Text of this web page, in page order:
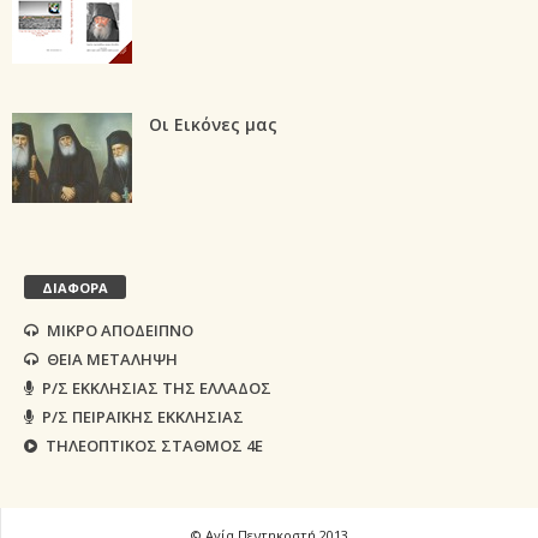
Οι Εικόνες μας
ΔΙΑΦΟΡΑ
ΜΙΚΡΟ ΑΠΟΔΕΙΠΝΟ
ΘΕΙΑ ΜΕΤΑΛΗΨΗ
Ρ/Σ ΕΚΚΛΗΣΙΑΣ ΤΗΣ ΕΛΛΑΔΟΣ
Ρ/Σ ΠΕΙΡΑΪΚΗΣ ΕΚΚΛΗΣΙΑΣ
ΤΗΛΕΟΠΤΙΚΟΣ ΣΤΑΘΜΟΣ 4Ε